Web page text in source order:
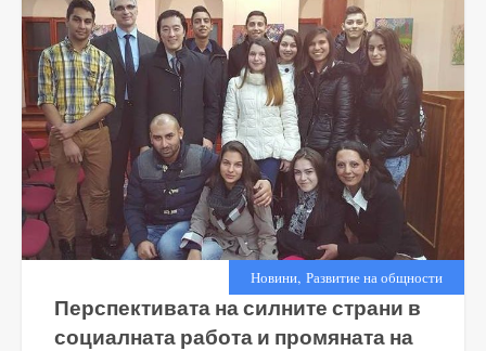
Новини, Развитие на общности
Перспективата на силните страни в
социалната работа и промяната на